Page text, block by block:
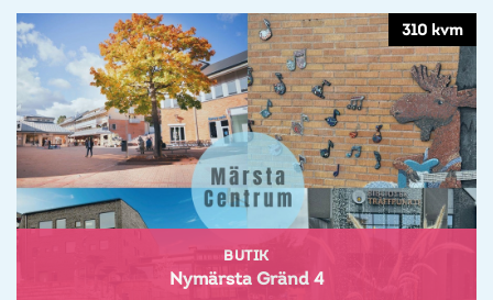
310 kvm
BUTIK
Nymärsta Gränd 4